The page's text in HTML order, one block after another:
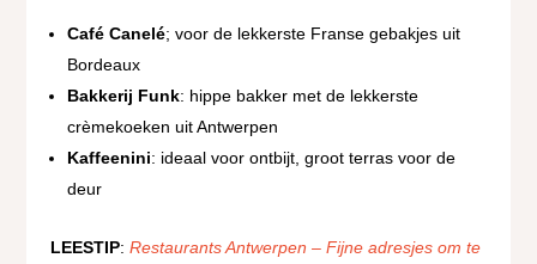
Café Canelé; voor de lekkerste Franse gebakjes uit
Bordeaux
Bakkerij Funk: hippe bakker met de lekkerste
crèmekoeken uit Antwerpen
Kaffeenini: ideaal voor ontbijt, groot terras voor de
deur
LEESTIP:Restaurants Antwerpen – Fijne adresjes om te